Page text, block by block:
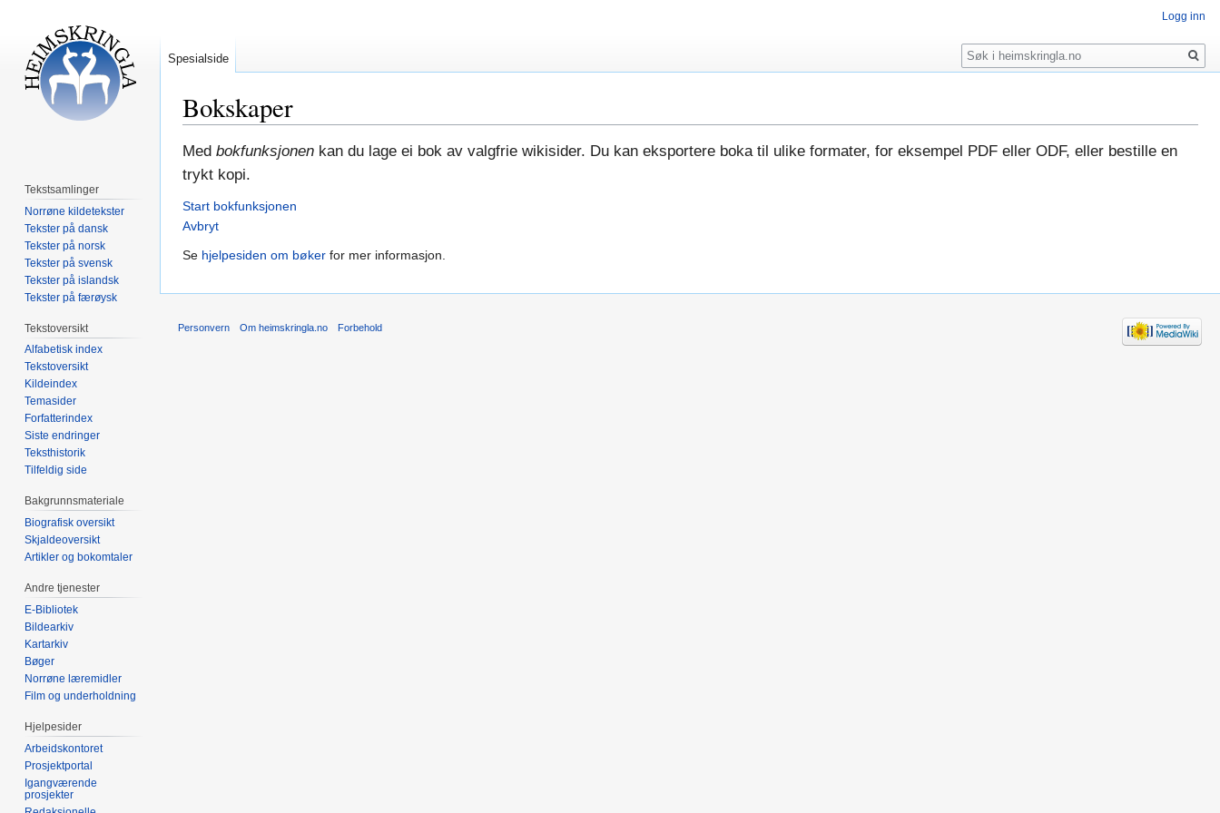
Bokskaper
Hopp
til
Hopp
til
Med bokfunksjonen kan du lage ei bok av valgfrie wikisider. Du kan eksportere boka til ulike formater, for eksempel PDF eller ODF, eller bestille en
trykt kopi.
Start bokfunksjonen
Avbryt
Se hjelpesiden om bøker for mer informasjon.
Logg inn
Spesialside
Søk
Tekstsamlinger
Norrøne kildetekster
Tekster på dansk
Tekster på norsk
Tekster på svensk
Tekster på islandsk
Tekster på færøysk
Tekstoversikt
Alfabetisk index
Tekstoversikt
Kildeindex
Temasider
Forfatterindex
Siste endringer
Teksthistorik
Tilfeldig side
Bakgrunnsmateriale
Biografisk oversikt
Skjaldeoversikt
Artikler og bokomtaler
Andre tjenester
E-Bibliotek
Bildearkiv
Kartarkiv
Bøger
Norrøne læremidler
Film og underholdning
Hjelpesider
Arbeidskontoret
Prosjektportal
Igangværende
prosjekter
Personvern Om heimskringla.no Forbehold